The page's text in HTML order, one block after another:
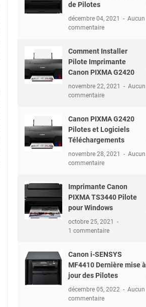
de Pilotes
décembre 04, 2021
Aucun
commentaire
Comment Installer
Pilote Imprimante
Canon PIXMA G2420
novembre 22, 2021
Aucun
commentaire
Canon PIXMA G2420
Pilotes et Logiciels
Téléchargements
novembre 28, 2021
Aucun
commentaire
Imprimante Canon
PIXMA TS3440 Pilote
pour Windows
octobre 25, 2021
1 commentaire
Canon i-SENSYS
MF4410 Dernière mise à
jour des Pilotes
décembre 05, 2022
Aucun
commentaire